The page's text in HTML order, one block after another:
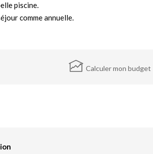
piscine.
comme annuelle.
Calculer mon budget